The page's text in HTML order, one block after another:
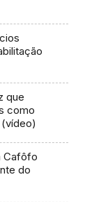
que
como
Cafôfo
do